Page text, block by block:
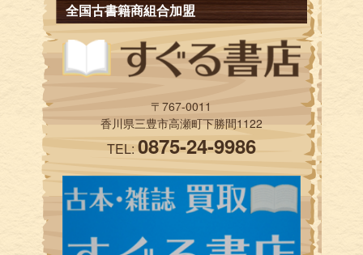
全国古書籍商組合加盟
〒767-0011
香川県三豊市高瀬町下勝間1122
TEL:0875-24-9986